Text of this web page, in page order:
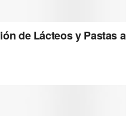
de Lácteos y Pastas a